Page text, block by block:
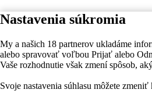
Nastavenia súkromia
My a našich 18 partnerov ukladáme
alebo spravovať voľbou Prijať alebo
Vaše rozhodnutie však zmení spôsob,
Svoje nastavenia súhlasu môžete